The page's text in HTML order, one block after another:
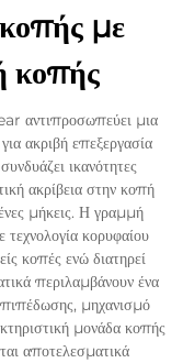
με
κοπής
αντιπροσωπεύει μια
ακριβή επεξεργασία
ικανότητες
ακρίβεια στην κοπή
μήκεις. Η γραμμή
κορυφαίου
κοπές ενώ διατηρεί
περιλαμβάνουν ένα
μηχανισμό
μονάδα κοπής
αποτελεσματικά